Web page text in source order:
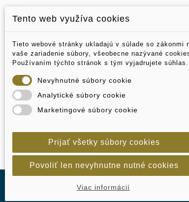
Adresa:pelada.sk
PELADA plus, s.r.o.
Priehradná 1099/4 - Staré Mesto
949 01 Nitra
Email:
pelada@pelada.sk
+421 905 181 025, +421 911 181
025
Tento web využíva cookies
Tieto webové stránky ukladajú v súlade so zákonmi
vaše zariadenie súbory, všeobecne nazývané
Používaním týchto stránok s tým vyjadrujete súhlas.
Nevyhnutné súbory cookie
Analytické súbory cookie
Marketingové súbory cookie
Prijať všetky súbory cookies
Povoliť len nevyhnutne nutné cookies
Viac informácií